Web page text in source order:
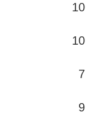
10
10
7
9